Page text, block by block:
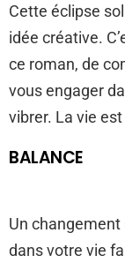
Cette éclipse
idée créative.
ce roman, de
vous engager
vibrer. La vie
BALANCE
Un
dans votre vie